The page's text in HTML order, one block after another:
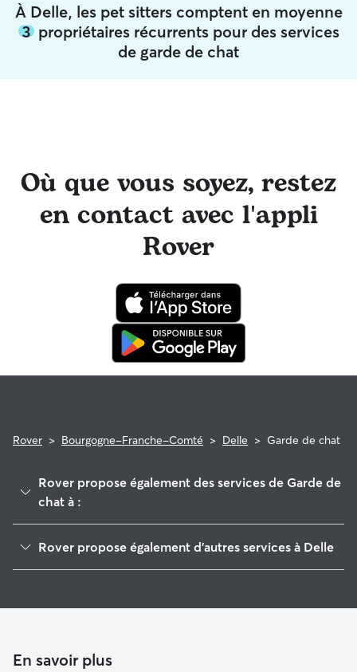
À Delle, les pet sitters comptent en moyenne
3propriétaires récurrents pour des services
de garde de chat
Où que vous soyez, restez
en contact avec l'appli
Rover
Rover > Bourgogne-Franche-Comté > Delle > Garde de chat
Rover propose également des services de Garde de
chat à :
Bethoncourt
Montbéliard
Châtenois-les-Forges
Rover propose également d'autres services à Delle
Garderie pour chien à Delle
En savoir plus